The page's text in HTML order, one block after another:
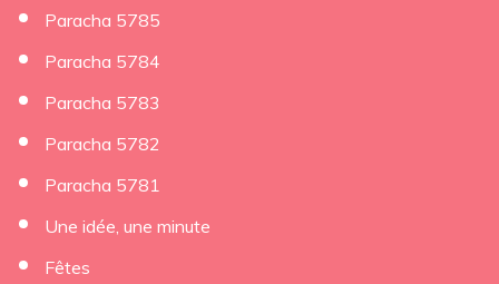
Paracha 5785
Paracha 5784
Paracha 5783
Paracha 5782
Paracha 5781
Une idée, une minute
Fêtes